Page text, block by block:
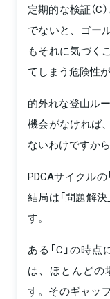
定期的な検証（C
でないと、ゴー
もそれに気づく
てしまう危険性
的外れな登山ルー
機会がなければ
ないわけですから
PDCAサイクルの
結局は「問題解
す。
ある「C」の時点
は、ほとんどの
す。そのギャッ